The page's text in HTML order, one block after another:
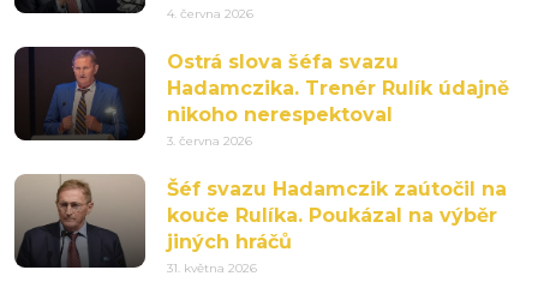
4. června 2026
Ostrá slova šéfa svazu
Hadamczika. Trenér Rulík údajně
nikoho nerespektoval
3. června 2026
Šéf svazu Hadamczik zaútočil na
kouče Rulíka. Poukázal na výběr
jiných hráčů
31. května 2026